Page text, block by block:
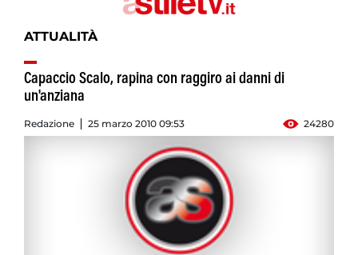
ATTUALITÀ
Capaccio Scalo, rapina con raggiro ai danni di
un'anziana
Redazione 25 marzo 2010 09:53 24280